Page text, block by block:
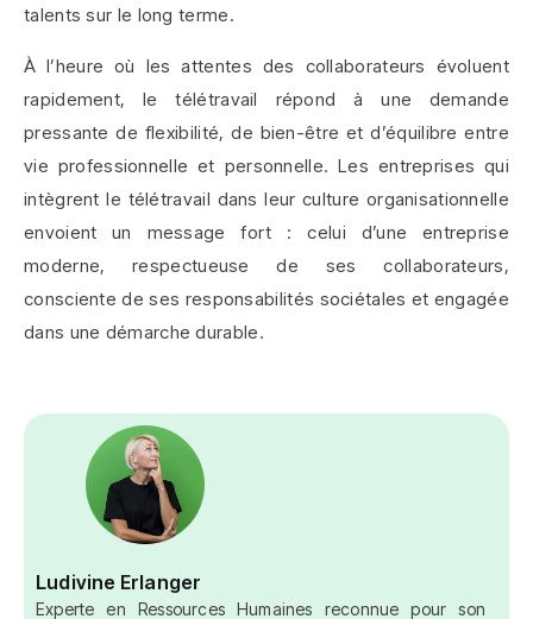
talents sur le long terme.
À l’heure où les attentes des collaborateurs évoluent
rapidement, le télétravail répond à une demande
pressante de flexibilité, de bien-être et d’équilibre entre
vie professionnelle et personnelle. Les entreprises qui
intègrent le télétravail dans leur culture organisationnelle
envoient un message fort : celui d’une entreprise
moderne, respectueuse de ses collaborateurs,
consciente de ses responsabilités sociétales et engagée
dans une démarche durable.
Ludivine Erlanger
Experte en Ressources Humaines reconnue pour son